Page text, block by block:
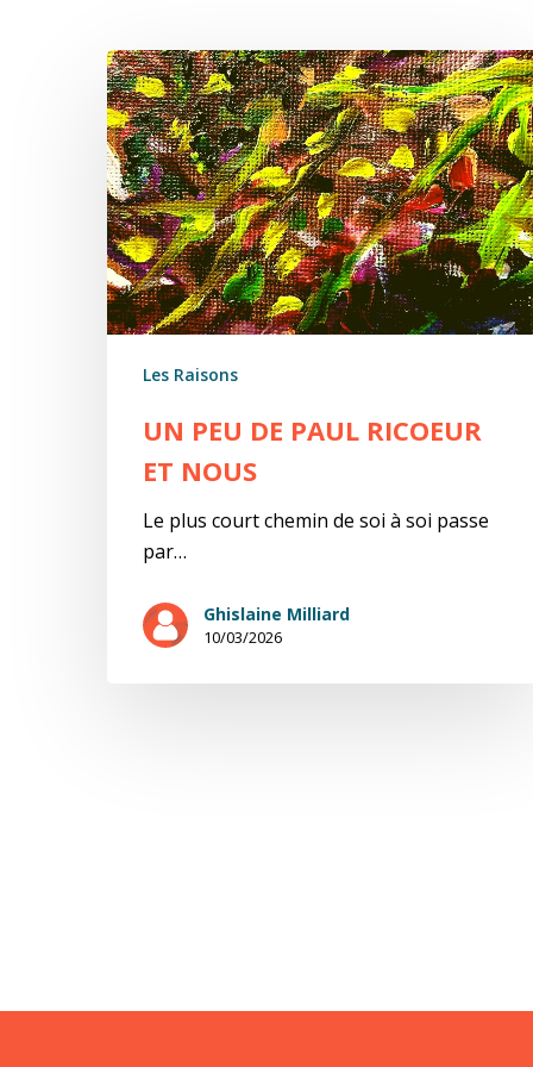
Un
peu
de
Paul
Ricoeur
et
nous
Les Raisons
UN PEU DE PAUL RICOEUR
ET NOUS
Le plus court chemin de soi à soi passe
par…
Ghislaine Milliard
10/03/2026